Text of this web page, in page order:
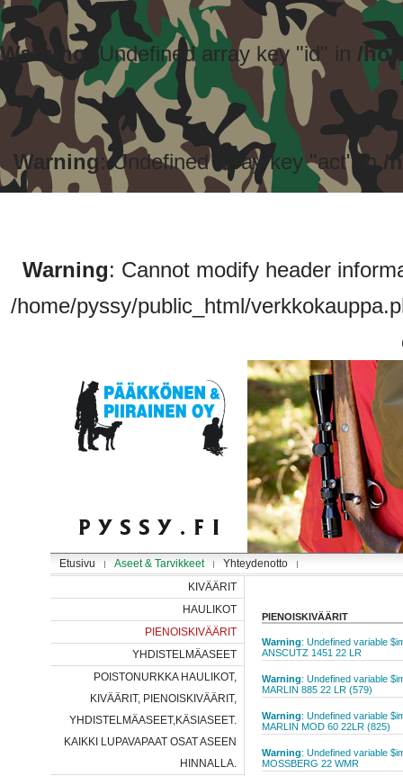
Warning: Undefined array key "id" in /
Warning: Undefined array key "act" in/
Warning: Cannot modify header
/home/pyssy/public_html/
Etusivu Aseet & Tarvikkeet
Yhteydenotto
KIVÄÄRIT
HAULIKOT
PIENOISKIVÄÄRIT
YHDISTELMÄASEET
POISTONURKKA HAULIKOT,
KIVÄÄRIT, PIENOISKIVÄÄRIT,
YHDISTELMÄASEET,KÄSIASEET.
KAIKKI LUPAVAPAAT OSAT ASEEN
HINNALLA.
PIENOISKIVÄÄRIT
Warning: Undefined variable
ANSCUTZ 1451 22 LR
Warning: Undefined variable
MARLIN 885 22 LR (579)
Warning: Undefined variable
MARLIN MOD 60 22LR (825)
Warning: Undefined variable
MOSSBERG 22 WMR